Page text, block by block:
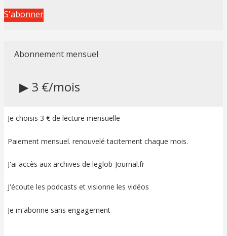
S'abonner
Abonnement mensuel
▶ 3 €/mois
Je choisis 3 € de lecture mensuelle
Paiement mensuel. renouvelé tacitement chaque mois.
J'ai accès aux archives de leglob-Journal.fr
J'écoute les podcasts et visionne les vidéos
Je m'abonne sans engagement